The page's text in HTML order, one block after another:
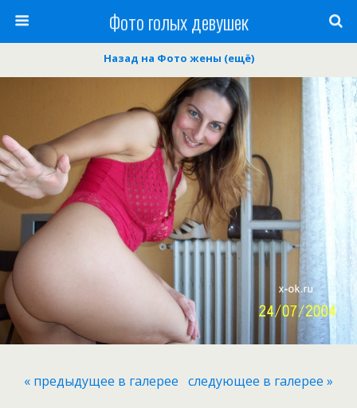
Фото голых девушек
Назад на Фото жены (ещё)
« предыдущее в галерее следующее в галерее »